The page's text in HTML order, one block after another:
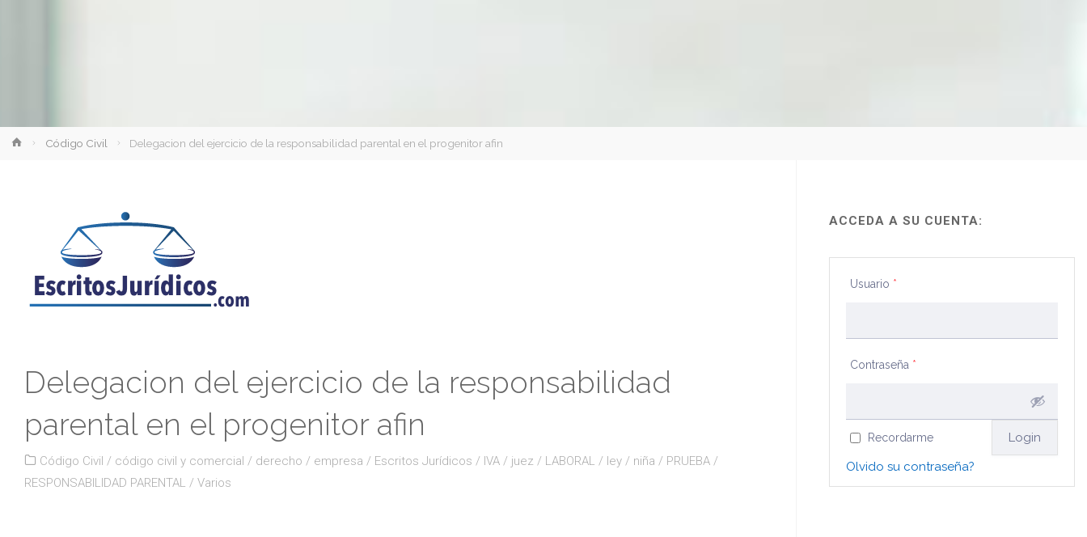
InicioCódigo Civil Delegacion del ejercicio de la responsabilidad parental en el progenitor afin
Delegacion del ejercicio de la responsabilidad
parental en el progenitor afin
Código Civil / código civil y comercial / derecho / empresa / Escritos Jurídicos / IVA / juez / LABORAL / ley / niña / PRUEBA /
RESPONSABILIDAD PARENTAL
/ Varios
ACCEDA A SU CUENTA:
Usuario *
Contraseña *
Recordarme
Olvido su contraseña?